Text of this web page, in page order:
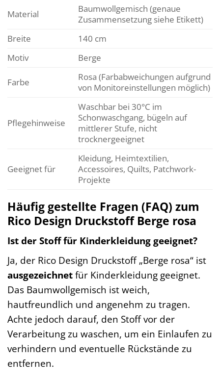
Material
Baumwollgemisch (genaue
Zusammensetzung siehe Etikett)
Breite
140 cm
Motiv
Berge
Farbe
Rosa (Farbabweichungen aufgrund
von Monitoreinstellungen möglich)
Pflegehinweise
Waschbar bei 30°C im
Schonwaschgang, bügeln auf
mittlerer Stufe, nicht
trocknergeeignet
Geeignet für
Kleidung, Heimtextilien,
Accessoires, Quilts, Patchwork-
Projekte
Häufig gestellte Fragen (FAQ) zum
Rico Design Druckstoff Berge rosa
Ist der Stoff für Kinderkleidung geeignet?
Ja, der Rico Design Druckstoff „Berge rosa“ ist
ausgezeichnetfür Kinderkleidung geeignet.
Das Baumwollgemisch ist weich,
hautfreundlich und angenehm zu tragen.
Achte jedoch darauf, den Stoff vor der
Verarbeitung zu waschen, um ein Einlaufen zu
verhindern und eventuelle Rückstände zu
entfernen.